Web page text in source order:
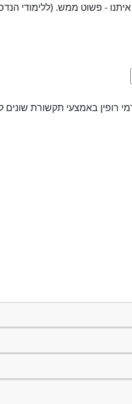
- פשוט ממש. (ללימודי
באמצעי תקשורת שונים